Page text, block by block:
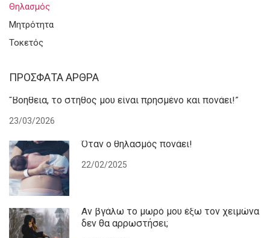
Θηλασμός
Μητρότητα
Τοκετός
ΠΡΌΣΦΑΤΑ ΆΡΘΡΑ
“Βοήθεια, το στήθος μου είναι πρησμένο και πονάει!”
23/03/2026
Όταν ο θηλασμός πονάει!
22/02/2025
Αν βγάλω το μωρό μου έξω τον χειμώνα
δεν θα αρρωστήσει;